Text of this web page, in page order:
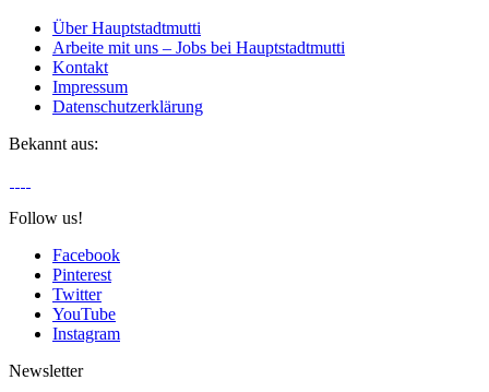
Über Hauptstadtmutti
Arbeite mit uns – Jobs bei Hauptstadtmutti
Kontakt
Impressum
Datenschutzerklärung
Bekannt aus:
Follow us!
Facebook
Pinterest
Twitter
YouTube
Instagram
Newsletter